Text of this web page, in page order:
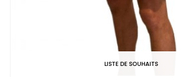
LISTE DE SOUHAITS